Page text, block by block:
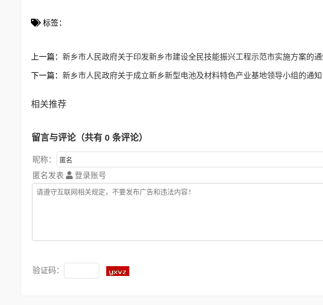
标签：
上一篇： 新乡市人民政府关于印发新乡市建设全民技能振兴工程示范市实施方案的通
下一篇： 新乡市人民政府关于成立新乡新型电池及材料特色产业基地领导小组的通知
相关推荐
留言与评论（共有 0 条评论）
昵称：
匿名发表
登录账号
验证码：